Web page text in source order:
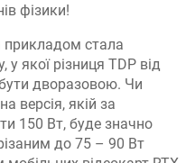
фізики!
стала
якої різниця TDP від
дворазовою. Чи
версія, якій за
150 Вт, буде значно
до 75 – 90 Вт